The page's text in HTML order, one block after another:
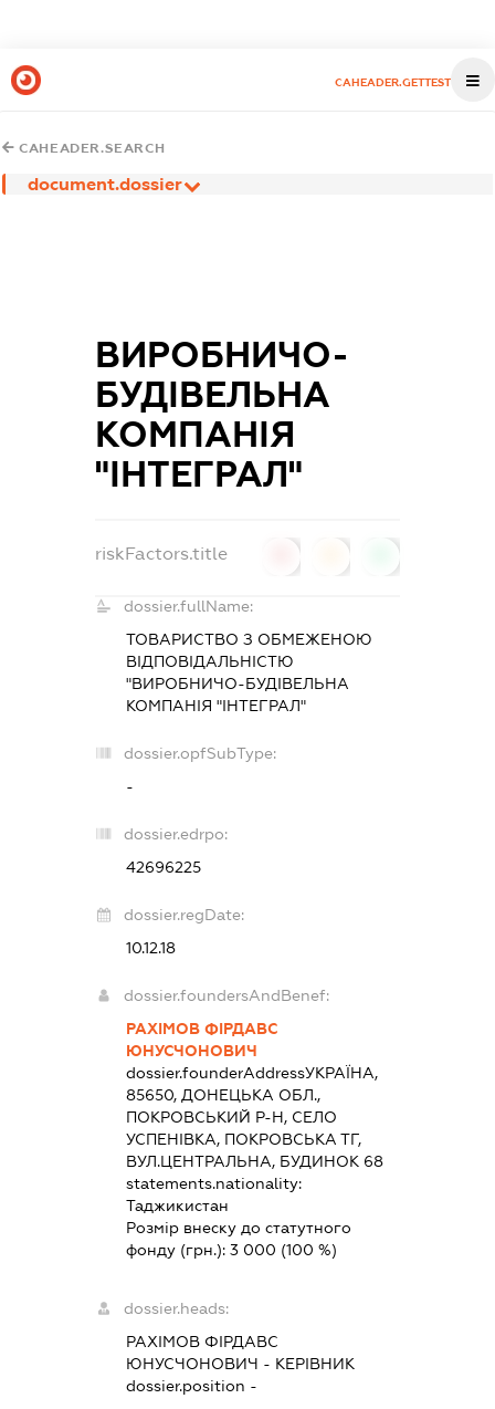
CAHEADER.GETTEST
CAHEADER.SEARCH
document.dossier
ВИРОБНИЧО-
БУДІВЕЛЬНА
КОМПАНІЯ
"ІНТЕГРАЛ"
riskFactors.title
dossier.fullName:
ТОВАРИСТВО З ОБМЕЖЕНОЮ
ВІДПОВІДАЛЬНІСТЮ
"ВИРОБНИЧО-БУДІВЕЛЬНА
КОМПАНІЯ "ІНТЕГРАЛ"
dossier.opfSubType:
-
dossier.edrpo:
42696225
dossier.regDate:
10.12.18
dossier.foundersAndBenef:
РАХІМОВ ФІРДАВС
ЮНУСЧОНОВИЧ
dossier.founderAddressУКРАЇНА,
85650, ДОНЕЦЬКА ОБЛ.,
ПОКРОВСЬКИЙ Р-Н, СЕЛО
УСПЕНІВКА, ПОКРОВСЬКА ТГ,
ВУЛ.ЦЕНТРАЛЬНА, БУДИНОК 68
statements.nationality:
Таджикистан
Розмір внеску до статутного
фонду (грн.): 3 000 (100 %)
dossier.heads:
РАХІМОВ ФІРДАВС
ЮНУСЧОНОВИЧ - КЕРІВНИК
dossier.position -